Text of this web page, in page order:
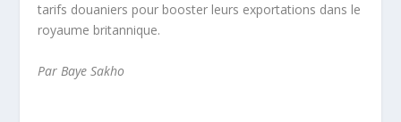
tarifs douaniers pour booster leurs exportations dans le
royaume britannique.
Par Baye Sakho